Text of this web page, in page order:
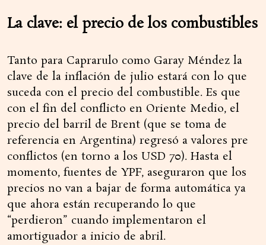
La clave: el precio de los combustibles
Tanto para Caprarulo como Garay Méndez la
clave de la inflación de julio estará con lo que
suceda con el precio del combustible. Es que
con el fin del conflicto en Oriente Medio, el
precio del barril de Brent (que se toma de
referencia en Argentina) regresó a valores pre
conflictos (en torno a los USD 70). Hasta el
momento, fuentes de YPF, aseguraron que los
precios no van a bajar de forma automática ya
que ahora están recuperando lo que
“perdieron” cuando implementaron el
amortiguador a inicio de abril.